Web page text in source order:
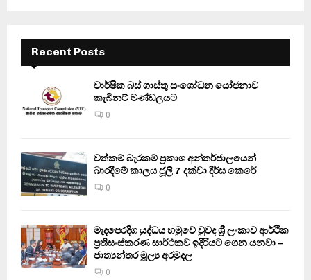
Recent Posts
වාර්ෂික බස් ගාස්තු සංශෝධන යෝජනාව
කැබිනට් මණ්ඩලයට
0
වත්කම් බැරකම් ප්‍රකාශ අන්තර්ජාලයෙන්
බාරදීමේ කාලය ජූලි 7 දක්වා දීර්ඝ කෙරේ
0
මැදපෙරදිග යුද්ධය හමුවේ වුවද ශ්‍රී ලංකාව ආර්ථික
ප්‍රතිසංස්කරණ සාර්ථකව ඉදිරියට ගෙන යනවා –
ජාත්‍යන්තර මූල්‍ය අරමුදල
0